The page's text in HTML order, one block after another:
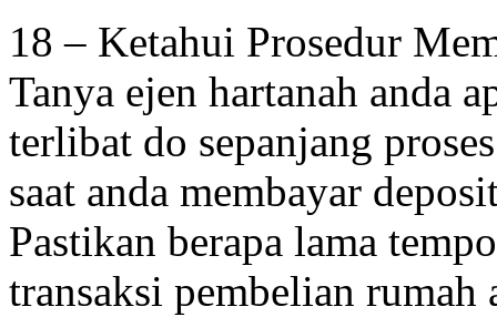
18 – Ketahui Prosedur
Tanya ejen hartanah anda
terlibat do sepanjang
saat anda membayar
Pastikan berapa lama
transaksi pembelian rumah